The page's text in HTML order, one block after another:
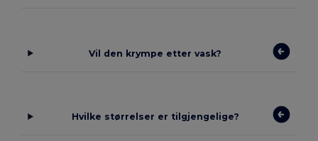
Vil den krympe etter vask?
Hvilke størrelser er tilgjengelige?